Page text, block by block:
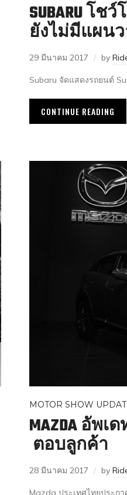
SUBARU โช
ยังไม่มีแผน
29 มีนาคม 2017 by
Subaru จัดแสดงรถยนต์
CONTINUE READING
MOTOR SHOW
MAZDA อัพเ
ตอบลูกค้า
28 มีนาคม 2017 by
Mazda ประเทศไทยประก